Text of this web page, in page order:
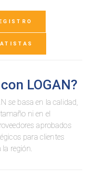
LOGAN?
se basa en la calidad,
ni en el
aprobados
para clientes
región.